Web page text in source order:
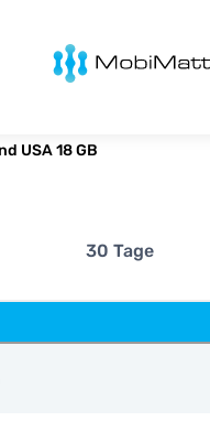
MobiMatter
USA 18 GB
30 Tage